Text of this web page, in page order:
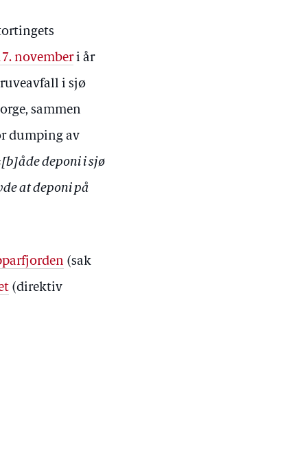
novemberi år
i sjø
sammen
dumping av
[b]åde deponi i sjø
at deponi på
(sak
(direktiv